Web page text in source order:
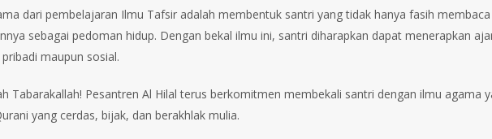
dari pembelajaran Ilmu Tafsir adalah membentuk santri yang tidak hanya fasih
sebagai pedoman hidup. Dengan bekal ilmu ini, santri diharapkan dapat menerapkan
maupun sosial.
Tabarakallah! Pesantren Al Hilal terus berkomitmen membekali santri dengan ilmu agama
yang cerdas, bijak, dan berakhlak mulia.